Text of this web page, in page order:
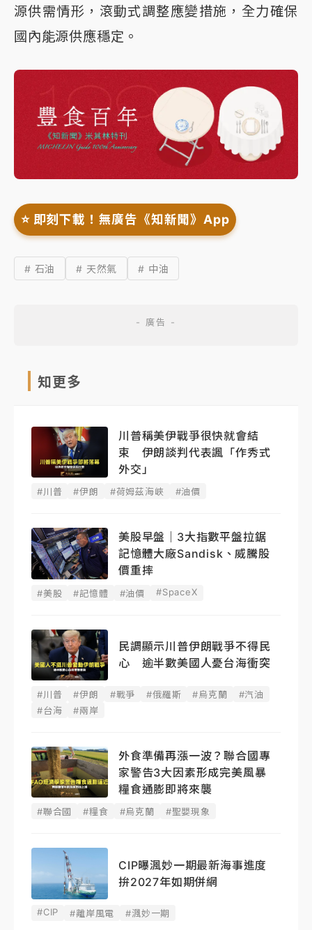
源供需情形，滾動式調整應變措施，全力確保
國內能源供應穩定。
⭐️ 即刻下載！無廣告《知新聞》App
# 石油 # 天然氣 # 中油
知更多
川普稱美伊戰爭很快就會結
束 伊朗談判代表諷「作秀式
外交」
#川普 #伊朗 #荷姆茲海峽 #油價
美股早盤｜3大指數平盤拉鋸
記憶體大廠Sandisk、威騰股
價重摔
#美股 #記憶體 #油價 #SpaceX
民調顯示川普伊朗戰爭不得民
心 逾半數美國人憂台海衝突
#川普 #伊朗 #戰爭 #俄羅斯 #烏克蘭
#汽油
#台海
#兩岸
外食準備再漲一波？聯合國專
家警告3大因素形成完美風暴
糧食通膨即將來襲
#聯合國 #糧食 #烏克蘭 #聖嬰現象
CIP曝渢妙一期最新海事進度
拚2027年如期併網
#CIP #離岸風電 #渢妙一期